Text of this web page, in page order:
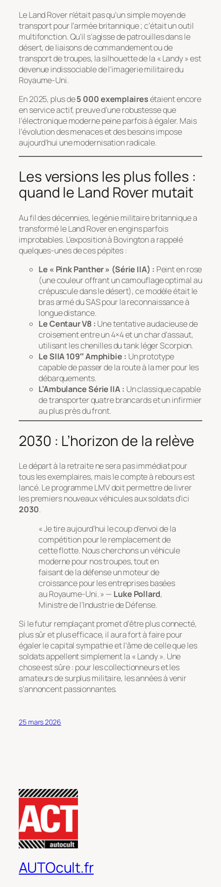
Le Land Rover n’était pas qu’un simple moyen de
transport pour l’armée britannique ; c’était un outil
multifonction. Qu’il s’agisse de patrouilles dans le
désert, de liaisons de commandement ou de
transport de troupes, la silhouette de la « Landy » est
devenue indissociable de l’imagerie militaire du
Royaume-Uni.
En 2025, plus de5 000 exemplairesétaient encore
en service actif, preuve d’une robustesse que
l’électronique moderne peine parfois à égaler. Mais
l’évolution des menaces et des besoins impose
aujourd’hui une modernisation radicale.
Les versions les plus folles :
quand le Land Rover mutait
Au fil des décennies, le génie militaire britannique a
transformé le Land Rover en engins parfois
improbables. L’exposition à Bovington a rappelé
quelques-unes de ces pépites :
Le « Pink Panther » (Série IIA) : Peint en rose
(une couleur offrant un camouflage optimal au
crépuscule dans le désert), ce modèle était le
bras armé du SAS pour la reconnaissance à
longue distance.
Le Centaur V8 : Une tentative audacieuse de
croisement entre un 4×4 et un char d’assaut,
utilisant les chenilles du tank léger Scorpion.
Le SIIA 109″ Amphibie : Un prototype
capable de passer de la route à la mer pour les
débarquements.
L’Ambulance Série IIA : Un classique capable
de transporter quatre brancards et un infirmier
au plus près du front.
2030 : L’horizon de la relève
Le départ à la retraite ne sera pas immédiat pour
tous les exemplaires, mais le compte à rebours est
lancé. Le programme LMV doit permettre de livrer
les premiers nouveaux véhicules aux soldats d’ici
2030.
« Je tire aujourd’hui le coup d’envoi de la
compétition pour le remplacement de
cette flotte. Nous cherchons un véhicule
moderne pour nos troupes, tout en
faisant de la défense un moteur de
croissance pour les entreprises basées
au Royaume-Uni. » — Luke Pollard,
Ministre de l’Industrie de Défense.
Si le futur remplaçant promet d’être plus connecté,
plus sûr et plus efficace, il aura fort à faire pour
égaler le capital sympathie et l’âme de celle que les
soldats appellent simplement la « Landy ». Une
chose est sûre : pour les collectionneurs et les
amateurs de surplus militaire, les années à venir
s’annoncent passionnantes.
25 mars 2026
AUTOcult.fr